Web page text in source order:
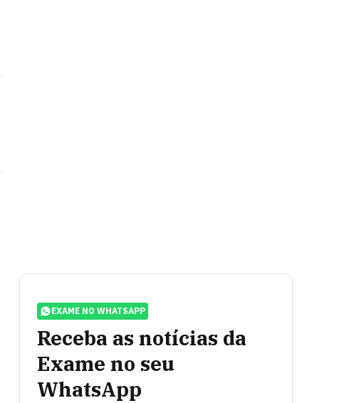
EXAME NO WHATSAPP
Receba as notícias da
Exame no seu
WhatsApp